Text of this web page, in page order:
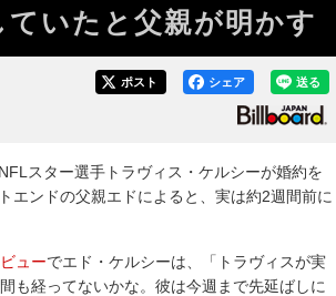
いたと父親が明かす
送る
シェア
ポスト
スター選手トラヴィス・ケルシーが婚約を
エンドの父親エドによると、実は約2週間前に
ューでエド・ケルシーは、「トラヴィスが実
も経ってないかな。彼は今週まで先延ばしに